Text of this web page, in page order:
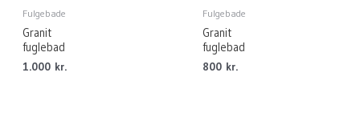
Fulgebade
Granit
fuglebad
1.000 kr.
Fulgebade
Granit
fuglebad
800 kr.